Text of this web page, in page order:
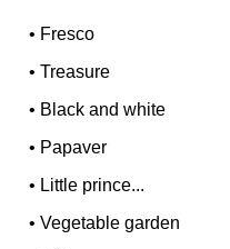
• Fresco
•Treasure
• Black and white
• Papaver
• Little prince...
•Vegetable garden